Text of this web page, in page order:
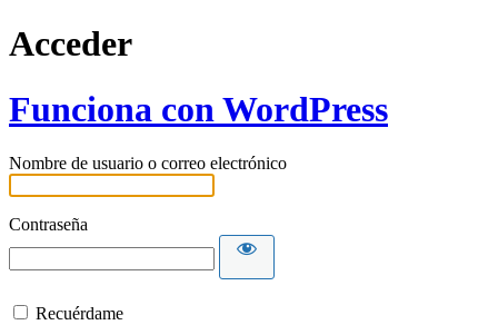
Acceder
Funciona con WordPress
Nombre de usuario o correo electrónico
Contraseña
Recuérdame